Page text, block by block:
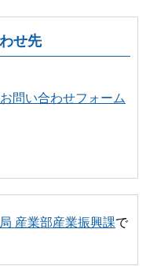
せ先
問い合わせフォーム
産業部産業振興課で